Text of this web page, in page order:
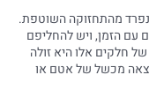
מהתחזוקה השוטפת.
עם הזמן, ויש להחליפם
חלקים אלו היא זולה
מכשל של אטם או